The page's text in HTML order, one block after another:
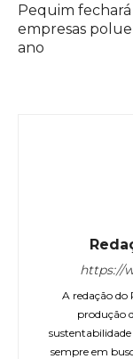
Pequim fechará
empresas
ano
https://
A redação do
produção
sempre em